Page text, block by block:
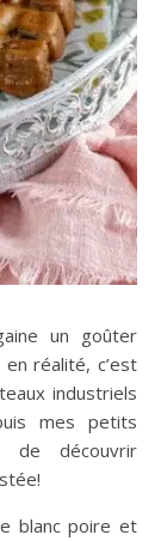
réalité, c’est
industriels
mes petits
de découvrir
blanc poire et